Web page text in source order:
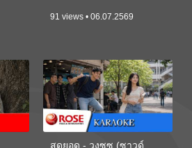
91 views • 06.07.2569
สุดยอด - วงซูซู (ซาวด์